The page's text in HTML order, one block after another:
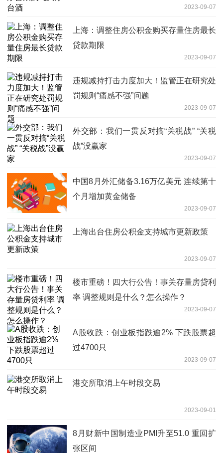
2023-09-07
上海：调整住房公积金购买存量住房最长
贷款期限
2023-09-07
违规减持打击力度加大！监管正在研究处
罚规则“痛感不强”问题
2023-09-07
外交部：我们一贯反对搞“关税战” “关税
战”没赢家
2023-09-07
中国8月外汇储备3.16万亿美元 连续第十
个月增加黄金储备
2023-09-07
上海出台住房公积金支持城市更新政策
2023-09-07
楼市重磅！四大行公告！事关存量房贷利
率 调整规则是什么？怎么操作？
2023-09-07
A股收跌：创业板指跌逾2% 下跌股票超
过4700只
2023-09-07
港交所取消上午时段交易
2023-09-01
8月财新中国制造业PMI升至51.0 重回扩
张区间